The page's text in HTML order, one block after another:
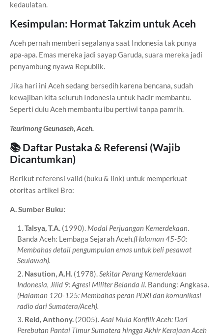
kedaulatan.
Kesimpulan: Hormat Takzim untuk Aceh
Aceh pernah memberi segalanya saat Indonesia tak punya
apa-apa. Emas mereka jadi sayap Garuda, suara mereka jadi
penyambung nyawa Republik.
Jika hari ini Aceh sedang bersedih karena bencana, sudah
kewajiban kita seluruh Indonesia untuk hadir membantu.
Seperti dulu Aceh membantu ibu pertiwi tanpa pamrih.
Teurimong Geunaseh, Aceh.
📚 Daftar Pustaka & Referensi (Wajib
Dicantumkan)
Berikut referensi valid (buku & link) untuk memperkuat
otoritas artikel Bro:
A. Sumber Buku:
Talsya, T.A. (1990). Modal Perjuangan Kemerdekaan.
Banda Aceh: Lembaga Sejarah Aceh.(Halaman 45-50:
Membahas detail pengumpulan emas untuk beli pesawat
Seulawah).
Nasution, A.H. (1978).Sekitar Perang Kemerdekaan
Indonesia, Jilid 9: Agresi Militer Belanda II. Bandung: Angkasa.
(Halaman 120-125: Membahas peran PDRI dan komunikasi
radio dari Sumatera/Aceh).
Reid, Anthony. (2005).Asal Mula Konflik Aceh: Dari
Perebutan Pantai Timur Sumatera hingga Akhir Kerajaan Aceh